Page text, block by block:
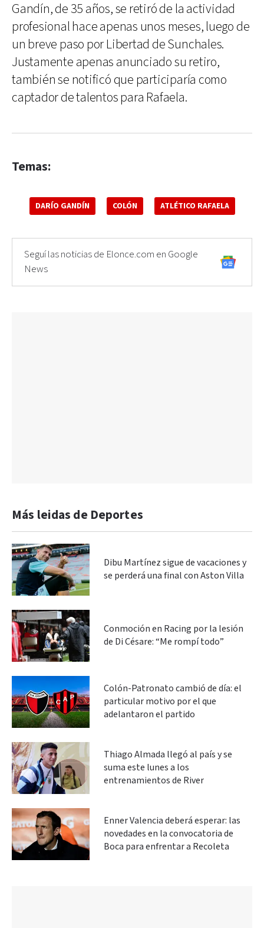
Gandín, de 35 años, se retiró de la actividad
profesional hace apenas unos meses, luego de
un breve paso por Libertad de Sunchales.
Justamente apenas anunciado su retiro,
también se notificó que participaría como
captador de talentos para Rafaela.
Temas:
DARÍO GANDÍN COLÓN ATLÉTICO RAFAELA
Seguí las noticias de Elonce.com en Google
News
Más leidas de Deportes
Dibu Martínez sigue de vacaciones y
se perderá una final con Aston Villa
Conmoción en Racing por la lesión
de Di Césare: “Me rompí todo”
Colón-Patronato cambió de día: el
particular motivo por el que
adelantaron el partido
Thiago Almada llegó al país y se
suma este lunes a los
entrenamientos de River
Enner Valencia deberá esperar: las
novedades en la convocatoria de
Boca para enfrentar a Recoleta